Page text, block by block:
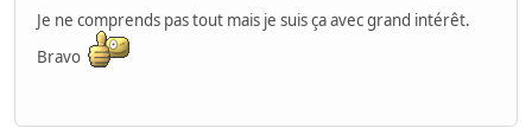
En rentrant le camion au garage, je me suis aperçu
que j avais récupérer une after burner
Je ne comprends pas tout mais je suis ça avec grand intérêt.
Bravo